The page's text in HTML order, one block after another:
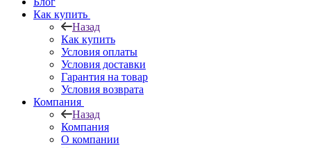
Как купить
Назад
Как купить
Условия оплаты
Условия доставки
Гарантия на товар
Условия возврата
Компания
Назад
Компания
О компании